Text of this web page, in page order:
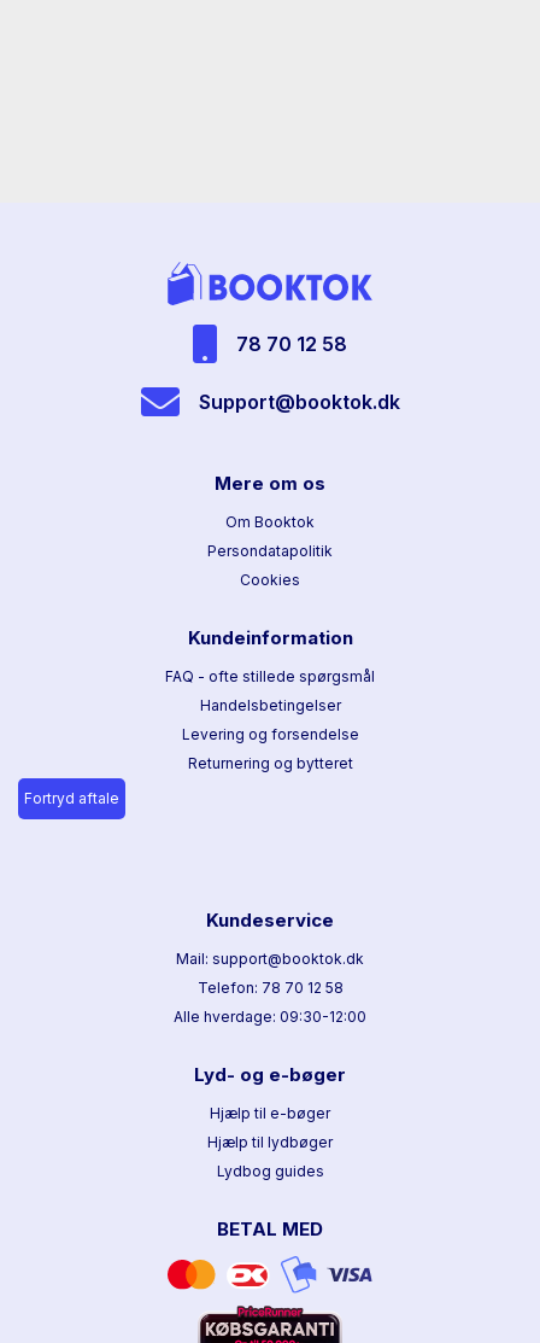
78 70 12 58
Support@booktok.dk
Mere om os
Om Booktok
Persondatapolitik
Cookies
Kundeinformation
FAQ - ofte stillede spørgsmål
Handelsbetingelser
Levering og forsendelse
Returnering og bytteret
Fortryd aftale
Kundeservice
Mail: support@booktok.dk
Telefon: 78 70 12 58
Alle hverdage: 09:30-12:00
Lyd- og e-bøger
Hjælp til e-bøger
Hjælp til lydbøger
Lydbog guides
BETAL MED